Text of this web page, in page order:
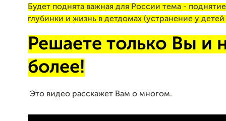
Будет поднята важная для России тема -
глубинки и жизнь в детдомах (устранение у
Решаете только Вы и
более!
Это видео расскажет Вам о многом.